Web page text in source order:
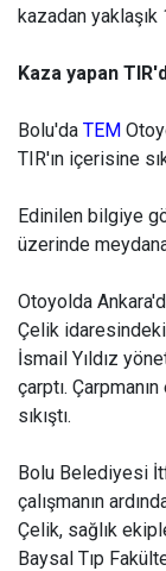
kazadan yaklaşık
Kaza yapan
Bolu'da TEM
TIR'ın içerisine
Edinilen bilgiye
üzerinde
Otoyolda
Çelik
İsmail Yıldız
çarptı.
sıkıştı.
Bolu Belediyesi
çalışmanın
Çelik, sağlık
Baysal Tıp